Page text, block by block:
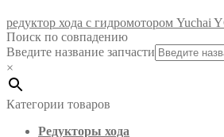
редуктор хода с гидромотором Yuchai
Поиск по совпадению
Введите название запчасти
×
Категории товаров
Редукторы хода